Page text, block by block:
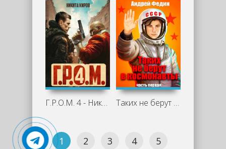
Г.Р.О.М. 4 - Никита Киров Таких не берут в космонавты. Часть 1 - Андрей Федин
1 2 3 4 5